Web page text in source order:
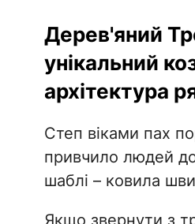
​Дерев'яний
унікальний
архітектура
​Степ віками пах
привчило людей
шаблі – ковила